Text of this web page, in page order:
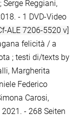
Reggiani,
- 1 DVD-Video
ALE 7206-5520 v]
felicità / a
; testi di/texts by
Margherita
Federico
Carosi,
- 268 Seiten